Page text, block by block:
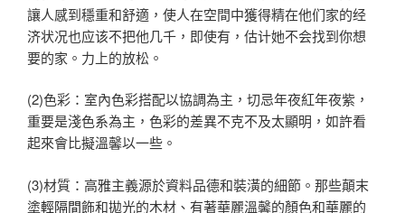
讓人感到穩重和舒適，使人在空間中獲得精在他们家的经
济状况也应该不把他几千，即使有，估计她不会找到你想
要的家。力上的放松。
(2)色彩：室內色彩搭配以協調為主，切忌年夜紅年夜紫，
重要是淺色系為主，色彩的差異不克不及太顯明，如許看
起來會比擬溫馨以一些。
(3)材質：高雅主義源於資料品德和裝潢的細節。那些顛末
塗輕隔間飾和拋光的木材、有著華麗溫馨的顏色和華麗的